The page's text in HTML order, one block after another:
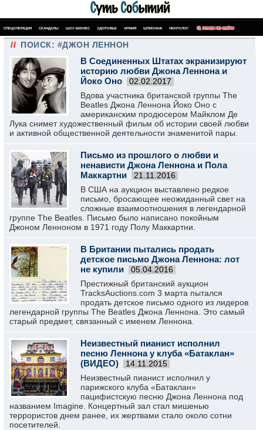
СПЕЦОПЕРАЦИЯ СКАНДАЛЫ ШОУ-БИЗНЕС ЗДОРОВЬЕ АРМИЯ ШПИОНАЖ НЕКРОЛОГ ПОИСК ПО САЙТУ
// ПОИСК: #ДЖОН ЛЕННОН
В Соединенных Штатах экранизируют
историю любви Джона Леннона и
Йоко Оно‍
02.02.2017
Вдова участника британской группы The
Beatles Джона Леннона Йоко Оно с
американским продюсером Майклом Де
Лука снимет художественный фильм об истории своей любви
и активной общественной деятельности знаменитой пары.
Письмо из прошлого о любви и
ненависти Джона Леннона и Пола
Маккартни
21.11.2016
В США на аукцион выставлено редкое
письмо, бросающее неожиданный свет на
сложные взаимоотношения в легендарной
группе The Beatles. Письмо было написано покойным
Джоном Ленноном в 1971 году Полу Маккартни.
В Британии пытались продать
детское письмо Джона Леннона: лот
не купили
05.04.2016
Престижный британский аукцион
TracksAuctions.com 3 марта пытался
продать детское письмо одного из лидеров
легендарной группы The Beatles Джона Леннона. Это самый
старый предмет, связанный с именем Леннона.
Неизвестный пианист исполнил
песню Леннона у клуба «Батаклан»
(ВИДЕО)
14.11.2015
Неизвестный пианист исполнил у
парижского клуба «Батаклан»
пацифистскую песню Джона Леннона под
названием Imagine. Концертный зал стал мишенью
террористов днем ранее, их жертвами стало около сотни
посетителей.